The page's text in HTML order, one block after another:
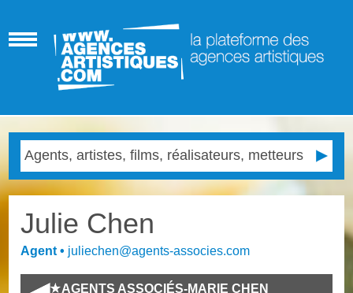
Julie Chen
Agent • juliechen@agents-associes.com
AGENTS ASSOCIÉS-MARIE CHEN